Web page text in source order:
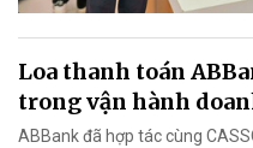
Loa thanh toán
trong vận hành
ABBank đã hợp tác cùng